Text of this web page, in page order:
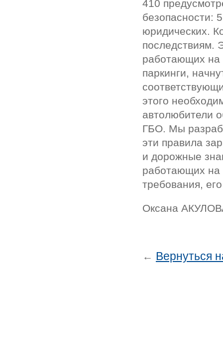
410
безопасности:
юридических.
последствиям.
работающих на
паркинги,
этого
автолюбители
ГБО. Мы
эти правила
и дорожные
работающих на
требования,
Оксана
← Вернуться